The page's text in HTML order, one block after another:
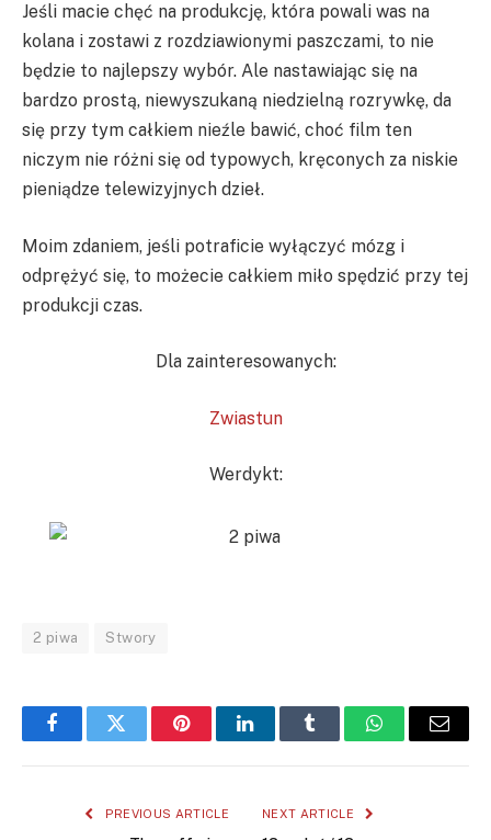
Jeśli macie chęć na produkcję, która powali was na
kolana i zostawi z rozdziawionymi paszczami, to nie
będzie to najlepszy wybór. Ale nastawiając się na
bardzo prostą, niewyszukaną niedzielną rozrywkę, da
się przy tym całkiem nieźle bawić, choć film ten
niczym nie różni się od typowych, kręconych za niskie
pieniądze telewizyjnych dzieł.
Moim zdaniem, jeśli potraficie wyłączyć mózg i
odprężyć się, to możecie całkiem miło spędzić przy tej
produkcji czas.
Dla zainteresowanych:
Zwiastun
Werdykt:
2 piwa Stwory
FacebookTwitter PinterestLinkedInTumblr WhatsAppEmail
PREVIOUS ARTICLE NEXT ARTICLE